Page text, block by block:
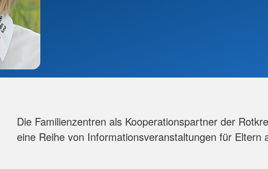
Die Familienzentren als Kooperationspartner der
eine Reihe von Informationsveranstaltungen für Eltern